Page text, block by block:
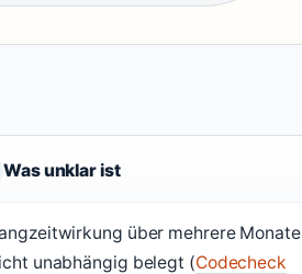
Was unklar ist
über mehrere Monate
unabhängig belegt (Codecheck